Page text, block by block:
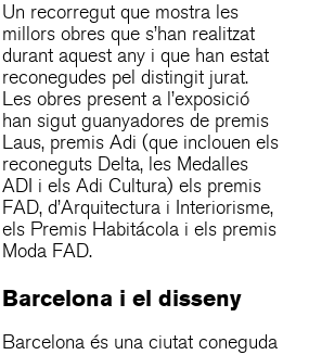
Un recorregut que mostra les
millors obres que s’han realitzat
durant aquest any i que han estat
reconegudes pel distingit jurat.
Les obres present a l’exposició
han sigut guanyadores de premis
Laus, premis Adi (que inclouen els
reconeguts Delta, les Medalles
ADI i els Adi Cultura) els premis
FAD, d’Arquitectura i Interiorisme,
els Premis Habitácola i els premis
Moda FAD.
Barcelona i el disseny
Barcelona és una ciutat coneguda